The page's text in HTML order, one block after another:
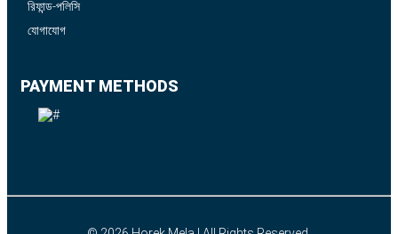
রিফান্ড-পলিসি
যোগাযোগ
PAYMENT METHODS